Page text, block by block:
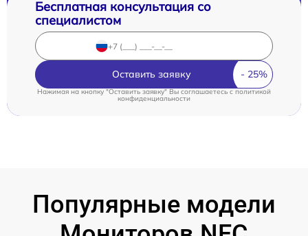
Бесплатная консультация со
специалистом
Оставить заявку
Нажимая на кнопку "Оставить заявку" Вы соглашаетесь c политикой
конфиденциальности
Популярные модели